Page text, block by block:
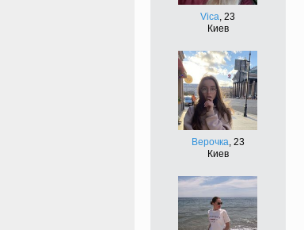
Vica, 23
Киев
Верочка, 23
Киев